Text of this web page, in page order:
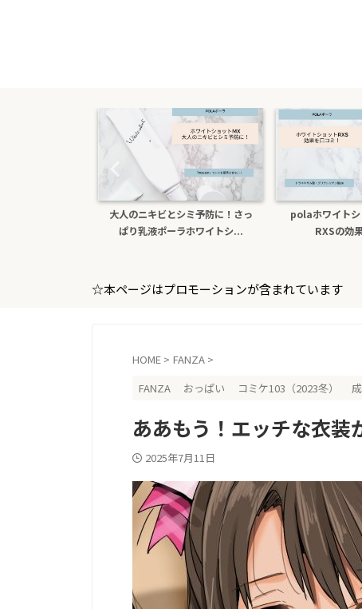
大人のニキビとシミ予防に！さっ
ぱり乳液ポーラホワイトシ...
polaホワイトシ
RXSの効果
☆本ページはプロモーションが含まれています
HOME > FANZA >
FANZA
おっぱい コミケ103（2023冬）
ああもう！エッチな衣装
2025年7月11日